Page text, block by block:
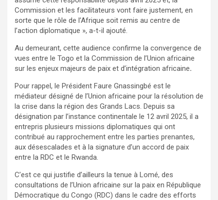
Commission et les facilitateurs vont faire justement, en
sorte que le rôle de l’Afrique soit remis au centre de
l’action diplomatique », a-t-il ajouté.
Au demeurant, cette audience confirme la convergence de
vues entre le Togo et la Commission de l’Union africaine
sur les enjeux majeurs de paix et d’intégration africaine.
Pour rappel, le Président Faure Gnassingbé est le
médiateur désigné de l’Union africaine pour la résolution de
la crise dans la région des Grands Lacs. Depuis sa
désignation par l’instance continentale le 12 avril 2025, il a
entrepris plusieurs missions diplomatiques qui ont
contribué au rapprochement entre les parties prenantes,
aux désescalades et à la signature d’un accord de paix
entre la RDC et le Rwanda.
C’est ce qui justifie d’ailleurs la tenue à Lomé, des
consultations de l’Union africaine sur la paix en République
Démocratique du Congo (RDC) dans le cadre des efforts